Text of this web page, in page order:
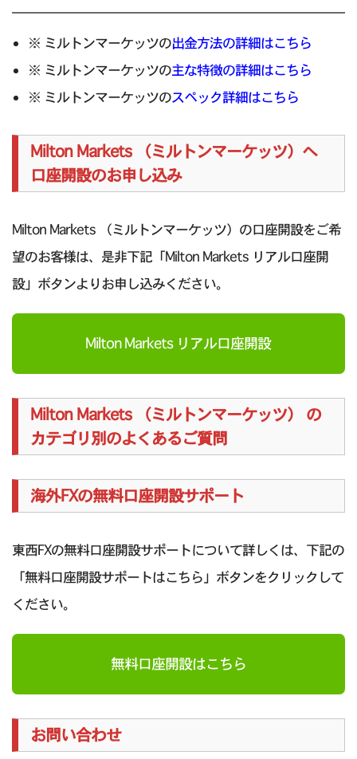
※ ミルトンマーケッツの出金方法の詳細はこちら
※ ミルトンマーケッツの主な特徴の詳細はこちら
※ ミルトンマーケッツのスペック詳細はこちら
Milton Markets （ミルトンマーケッツ）へ
口座開設のお申し込み
Milton Markets （ミルトンマーケッツ）の口座開設をご希
望のお客様は、是非下記「Milton Markets リアル口座開
設」ボタンよりお申し込みください。
Milton Markets リアル口座開設
Milton Markets （ミルトンマーケッツ） の
カテゴリ別のよくあるご質問
海外FXの無料口座開設サポート
東西FXの無料口座開設サポートについて詳しくは、下記の
「無料口座開設サポートはこちら」ボタンをクリックして
ください。
無料口座開設はこちら
お問い合わせ